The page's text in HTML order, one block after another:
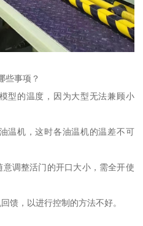
些事项？
型的温度，因为大型无法兼顾小
温机，这时各油温机的温差不可
调整活门的开口大小，需全开使
馈，以进行控制的方法不好。